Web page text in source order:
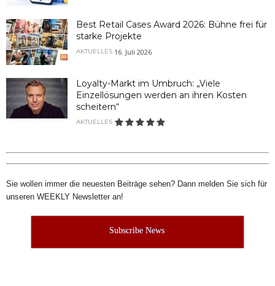
Best Retail Cases Award 2026: Bühne frei für
starke Projekte
AKTUELLES 16. Juli 2026
Loyalty-Markt im Umbruch: „Viele
Einzellösungen werden an ihren Kosten
scheitern“
AKTUELLES
Sie wollen immer die neuesten Beiträge sehen? Dann melden Sie sich für
unseren WEEKLY Newsletter an!
Subscribe News